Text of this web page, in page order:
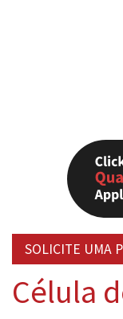
SOLICITE UMA
Célula